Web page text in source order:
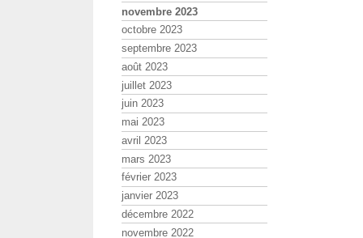
novembre 2023
octobre 2023
septembre 2023
août 2023
juillet 2023
juin 2023
mai 2023
avril 2023
mars 2023
février 2023
janvier 2023
décembre 2022
novembre 2022